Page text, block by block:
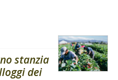
stanzia
dei